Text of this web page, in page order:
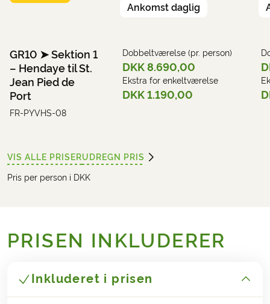
GR10 ➤ Sektion 1
– Hendaye til St.
Jean Pied de
Port
FR-PYVHS-08
Ankomst daglig
Dobbeltværelse (pr. person)
DKK 8.690,00
Ekstra for enkeltværelse
DKK 1.190,00
VIS ALLE PRISERUDREGN PRIS
Pris per person i DKK
PRISEN INKLUDERER
Inkluderet i prisen